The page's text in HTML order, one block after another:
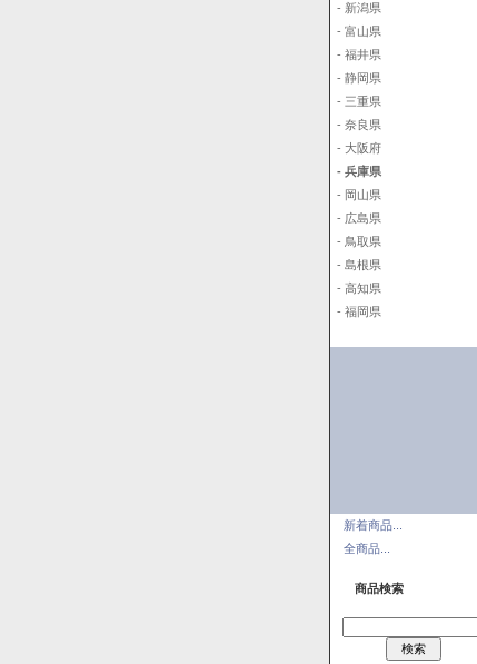
- 新潟県
- 富山県
- 福井県
- 静岡県
- 三重県
- 奈良県
- 大阪府
- 兵庫県
- 岡山県
- 広島県
- 鳥取県
- 島根県
- 高知県
- 福岡県
新着商品...
全商品...
商品検索